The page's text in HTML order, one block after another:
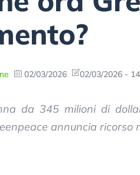
02/03/2026 02/03/2026 -
da 345 milioni di
annuncia